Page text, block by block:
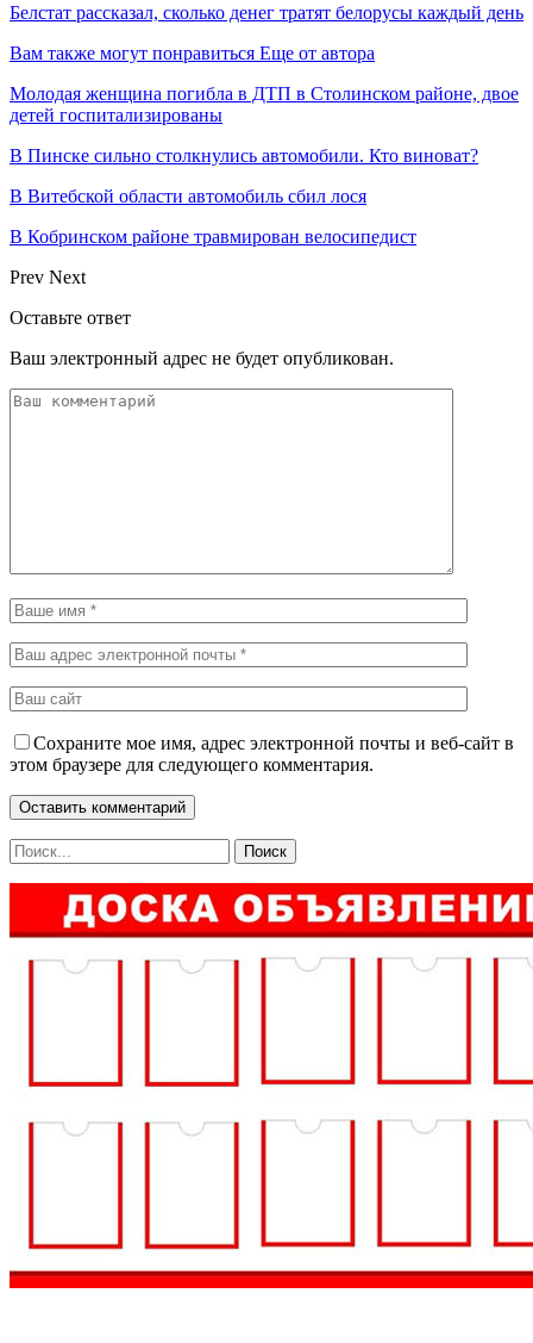
Белстат рассказал, сколько денег тратят белорусы каждый день
Вам также могут понравиться Еще от автора
Молодая женщина погибла в ДТП в Столинском районе, двое
детей госпитализированы
В Пинске сильно столкнулись автомобили. Кто виноват?
В Витебской области автомобиль сбил лося
В Кобринском районе травмирован велосипедист
Prev Next
Оставьте ответ
Ваш электронный адрес не будет опубликован.
Сохраните мое имя, адрес электронной почты и веб-сайт в
этом браузере для следующего комментария.